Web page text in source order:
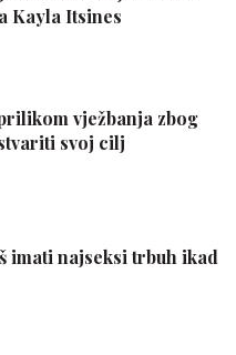
Kayla Itsines
vježbanja zbog
svoj cilj
imati najseksi trbuh ikad